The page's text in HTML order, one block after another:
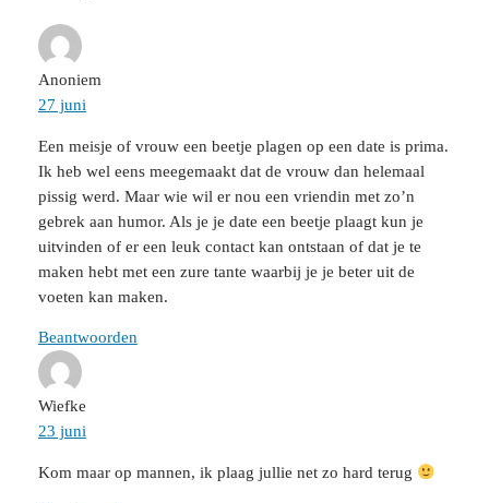
Anoniem
27 juni
Een meisje of vrouw een beetje plagen op een date is prima.
Ik heb wel eens meegemaakt dat de vrouw dan helemaal
pissig werd. Maar wie wil er nou een vriendin met zo’n
gebrek aan humor. Als je je date een beetje plaagt kun je
uitvinden of er een leuk contact kan ontstaan of dat je te
maken hebt met een zure tante waarbij je je beter uit de
voeten kan maken.
Beantwoorden
Wiefke
23 juni
Kom maar op mannen, ik plaag jullie net zo hard terug